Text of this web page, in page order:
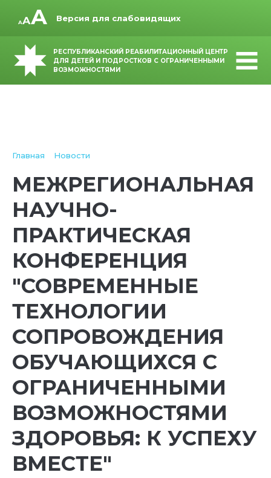
Версия для слабовидящих
РЕСПУБЛИКАНСКИЙ РЕАБИЛИТАЦИОННЫЙ ЦЕНТР
ДЛЯ ДЕТЕЙ И ПОДРОСТКОВ С ОГРАНИЧЕННЫМИ
ВОЗМОЖНОСТЯМИ
Главная Новости
МЕЖРЕГИОНАЛЬНАЯ
НАУЧНО-
ПРАКТИЧЕСКАЯ
КОНФЕРЕНЦИЯ
"СОВРЕМЕННЫЕ
ТЕХНОЛОГИИ
СОПРОВОЖДЕНИЯ
ОБУЧАЮЩИХСЯ С
ОГРАНИЧЕННЫМИ
ВОЗМОЖНОСТЯМИ
ЗДОРОВЬЯ: К УСПЕХУ
ВМЕСТЕ"